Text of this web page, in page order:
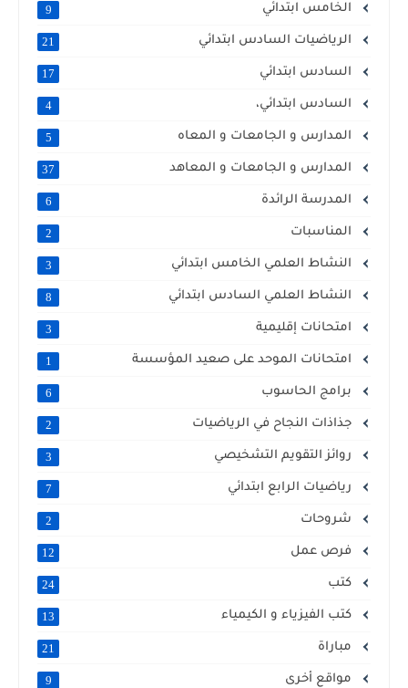
الخامس ابتدائي 9
الرياضيات السادس ابتدائي 21
السادس ابتدائي 17
السادس ابتدائي، 4
المدارس و الجامعات و المعاه 5
المدارس و الجامعات و المعاهد 37
المدرسة الرائدة 6
المناسبات 2
النشاط العلمي الخامس ابتدائي 3
النشاط العلمي السادس ابتدائي 8
امتحانات إقليمية 3
امتحانات الموحد على صعيد المؤسسة 1
برامج الحاسوب 6
جذاذات النجاح في الرياضيات 2
روائز التقويم التشخيصي 3
رياضيات الرابع ابتدائي 7
شروحات 2
فرص عمل 12
كتب 24
كتب الفيزياء و الكيمياء 13
مباراة 21
مواقع أخرى 9